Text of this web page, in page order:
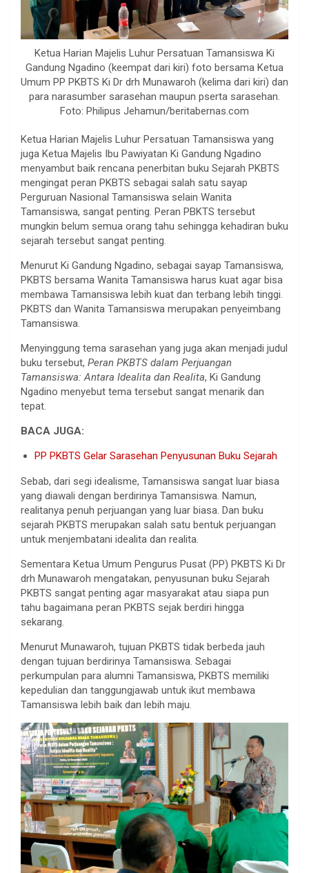
Ketua Harian Majelis Luhur Persatuan Tamansiswa Ki
Gandung Ngadino (keempat dari kiri) foto bersama Ketua
Umum PP PKBTS Ki Dr drh Munawaroh (kelima dari kiri) dan
para narasumber sarasehan maupun pserta sarasehan.
Foto: Philipus Jehamun/beritabernas.com
Ketua Harian Majelis Luhur Persatuan Tamansiswa yang
juga Ketua Majelis Ibu Pawiyatan Ki Gandung Ngadino
menyambut baik rencana penerbitan buku Sejarah PKBTS
mengingat peran PKBTS sebagai salah satu sayap
Perguruan Nasional Tamansiswa selain Wanita
Tamansiswa, sangat penting. Peran PBKTS tersebut
mungkin belum semua orang tahu sehingga kehadiran buku
sejarah tersebut sangat penting.
Menurut Ki Gandung Ngadino, sebagai sayap Tamansiswa,
PKBTS bersama Wanita Tamansiswa harus kuat agar bisa
membawa Tamansiswa lebih kuat dan terbang lebih tinggi.
PKBTS dan Wanita Tamansiswa merupakan penyeimbang
Tamansiswa.
Menyinggung tema sarasehan yang juga akan menjadi judul
buku tersebut, Peran PKBTS dalam Perjuangan
Tamansiswa: Antara Idealita dan Realita, Ki Gandung
Ngadino menyebut tema tersebut sangat menarik dan
tepat.
BACA JUGA:
PP PKBTS Gelar Sarasehan Penyusunan Buku Sejarah
Sebab, dari segi idealisme, Tamansiswa sangat luar biasa
yang diawali dengan berdirinya Tamansiswa. Namun,
realitanya penuh perjuangan yang luar biasa. Dan buku
sejarah PKBTS merupakan salah satu bentuk perjuangan
untuk menjembatani idealita dan realita.
Sementara Ketua Umum Pengurus Pusat (PP) PKBTS Ki Dr
drh Munawaroh mengatakan, penyusunan buku Sejarah
PKBTS sangat penting agar masyarakat atau siapa pun
tahu bagaimana peran PKBTS sejak berdiri hingga
sekarang.
Menurut Munawaroh, tujuan PKBTS tidak berbeda jauh
dengan tujuan berdirinya Tamansiswa. Sebagai
perkumpulan para alumni Tamansiswa, PKBTS memiliki
kepedulian dan tanggungjawab untuk ikut membawa
Tamansiswa lebih baik dan lebih maju.